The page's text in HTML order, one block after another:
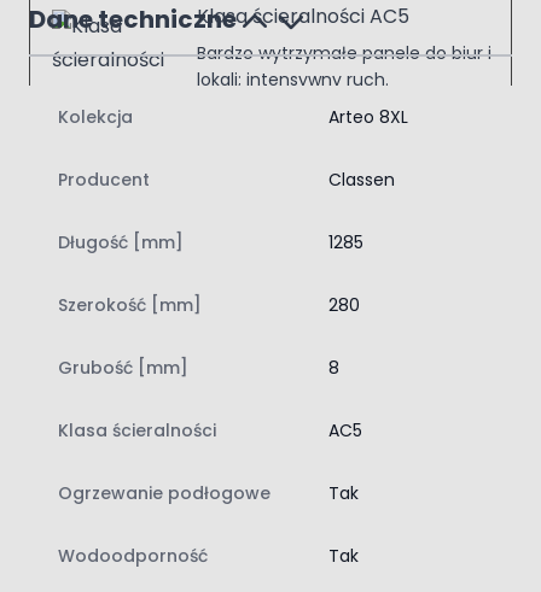
Klasa ścieralności AC5
Bardzo wytrzymałe panele do biur i
lokali; intensywny ruch.
Wodoodporność
plamami; idealna do kuchni,
Classen Dąb Atakama 55092 Arteo 8 XL
intensywnym użytkowaniu w pomieszczeniach
Klasa ścieralności AC5 oraz klasa użyteczności 33
na stabilność podłogi, a 4-stronna fuga wyraźnie
naturalny i elegancki wygląd.
Dane techniczne
Kolekcja Arteo 8XL
Producent Classen
Długość [mm] 1285
Szerokość [mm] 280
Grubość [mm] 8
Klasa ścieralności AC5
Ogrzewanie podłogowe Tak
Wodoodporność Tak